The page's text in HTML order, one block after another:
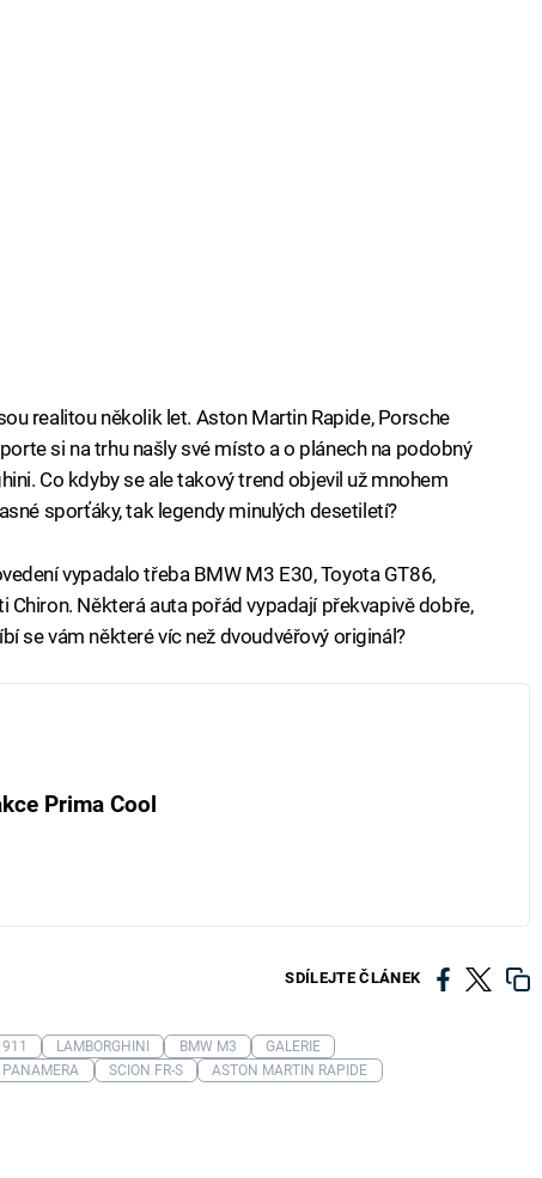
realitou několik let. Aston Martin Rapide, Porsche
si na trhu našly své místo a o plánech na podobný
Co kdyby se ale takový trend objevil už mnohem
sporťáky, tak legendy minulých desetiletí?
vypadalo třeba BMW M3 E30, Toyota GT86,
Chiron. Některá auta pořád vypadají překvapivě dobře,
se vám některé víc než dvoudvéřový originál?
Prima Cool
SDÍLEJTE ČLÁNEK
LAMBORGHINI BMW M3
GALERIE
PANAMERA SCION FR-S ASTON MARTIN RAPIDE